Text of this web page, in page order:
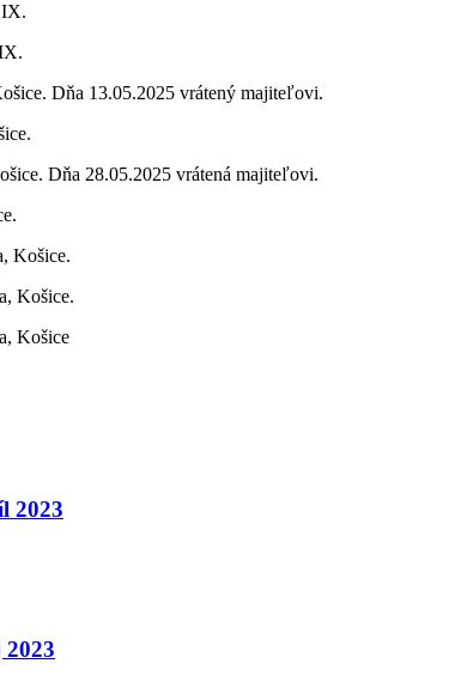
IX.
Dňa 13.05.2025 vrátený majiteľovi.
Dňa 28.05.2025 vrátená majiteľovi.
Košice.
Košice.
Košice
2023